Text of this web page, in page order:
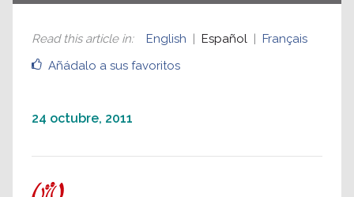
Añádalo a sus favoritos
Read this article in: English Español Français
24 octubre, 2011